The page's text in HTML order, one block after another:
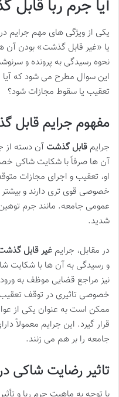
آیا جرم ربا
یکی از ویژگی های مهم جرایم
یا «غیر قابل گذشت» بودن آن
نحوه رسیدگی به پرونده و
این سوال مطرح می شود که
تعقیب یا سقوط مجازات شود؟
مفهوم جرایم
جرایم قابل گذشت آن دسته از
آن ها صرفاً با شکایت شاکی
او، تعقیب و اجرای مجازات
خصوصی قوی تری دارند و
عمومی جامعه. مانند جرم
شدید.
در مقابل، جرایم غیر قابل
و رسیدگی به آن ها با شکایت
نیز مراجع قضایی موظف به
خصوصی تاثیری در توقف
ممکن است به عنوان یکی از
قرار گیرد. این جرایم معمولاً
جامعه را بر هم می زنند.
تاثیر رضایت شاکی